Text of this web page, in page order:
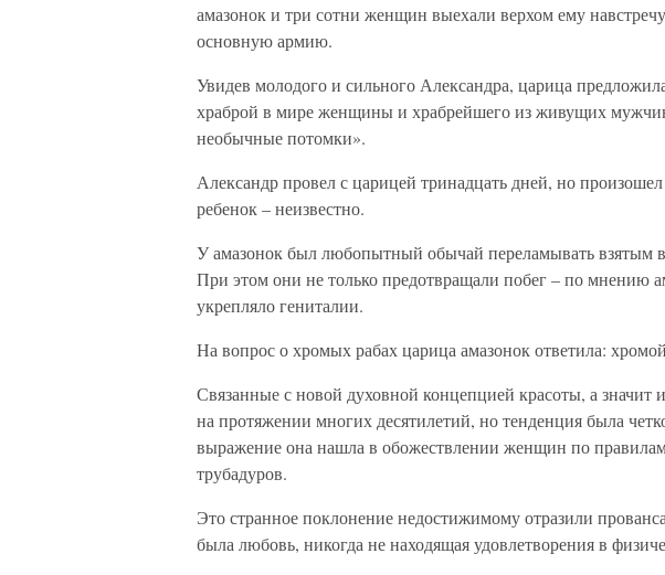
амазонок и три сотни женщин выехали верхом ему
основную армию.
Увидев молодого и сильного Александра, царица
храброй в мире женщины и храбрейшего из живущих
необычные потомки».
Александр провел с царицей тринадцать дней, но
ребенок – неизвестно.
У амазонок был любопытный обычай переламывать взятым
При этом они не только предотвращали побег – по мнению
укрепляло гениталии.
На вопрос о хромых рабах царица амазонок ответила:
Связанные с новой духовной концепцией красоты, а
на протяжении многих десятилетий, но тенденция была
выражение она нашла в обожествлении женщин по
трубадуров.
Это странное поклонение недостижимому отразили
была любовь, никогда не находящая удовлетворения в